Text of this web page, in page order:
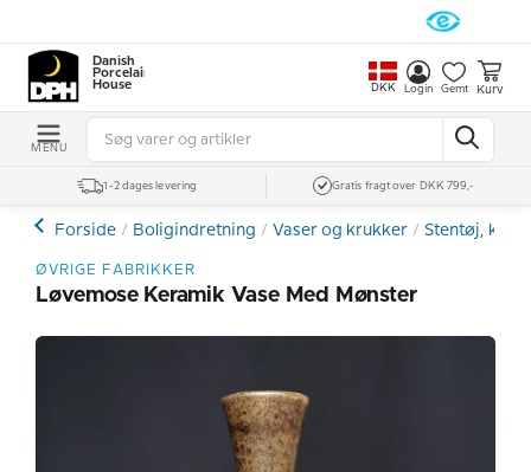
Danish
Porcelain
House
DKK Login Gemt Kurv
MENU
1-2 dages levering Gratis fragt over DKK 799,-
Forside Boligindretning Vaser og krukker Stentøj,
ØVRIGE FABRIKKER
Løvemose Keramik Vase Med Mønster